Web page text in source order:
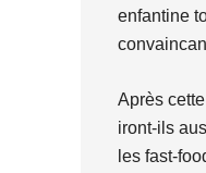
enfantine
Après
iront-ils
les fast-